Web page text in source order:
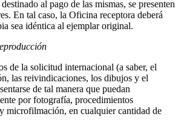
al pago de las mismas, se presenten
En tal caso, la Oficina receptora deberá
sea idéntica al ejemplar original.
de la solicitud internacional (a saber, el
las reivindicaciones, los dibujos y el
de tal manera que puedan
por fotografía, procedimientos
microfilmación, en cualquier cantidad de